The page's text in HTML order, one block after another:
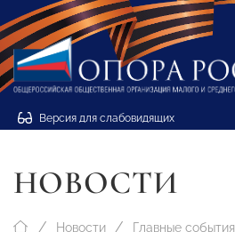
Версия для слабовидящих
НОВОСТИ
Новости Главные события